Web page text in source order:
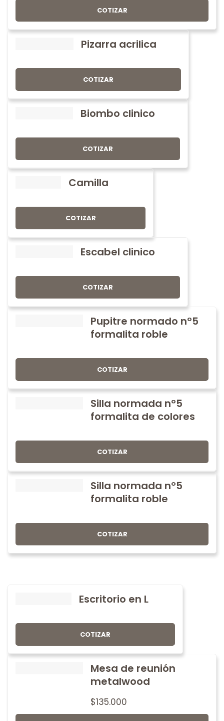
COTIZAR
Pizarra acrilica
COTIZAR
Biombo clinico
COTIZAR
Camilla
COTIZAR
Escabel clinico
COTIZAR
Pupitre normado nº5
formalita roble
COTIZAR
Silla normada nº5
formalita de colores
COTIZAR
Silla normada nº5
formalita roble
COTIZAR
Escritorio en L
COTIZAR
Mesa de reunión
metalwood
$135.000